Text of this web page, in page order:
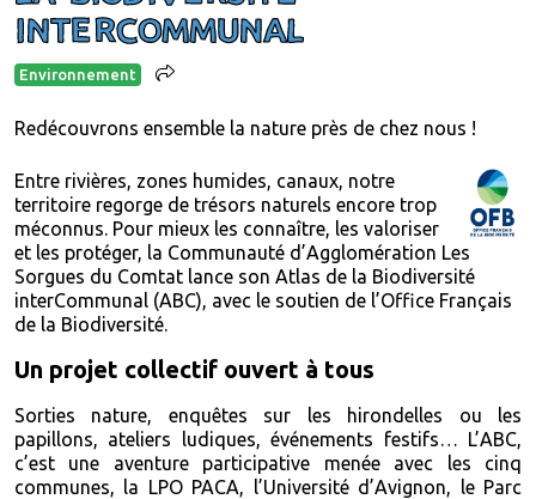
INTERCOMMUNAL
Environnement
Redécouvrons ensemble la nature près de chez nous !
Entre rivières, zones humides, canaux, notre
territoire regorge de trésors naturels encore trop
méconnus. Pour mieux les connaître, les valoriser
et les protéger, la Communauté d’Agglomération Les
Sorgues du Comtat lance son Atlas de la Biodiversité
interCommunal (ABC), avec le soutien de l’Office Français
de la Biodiversité.
Un projet collectif ouvert à tous
Sorties nature, enquêtes sur les hirondelles ou les
papillons, ateliers ludiques, événements festifs… L’ABC,
c’est une aventure participative menée avec les cinq
communes, la LPO PACA, l’Université d’Avignon, le Parc